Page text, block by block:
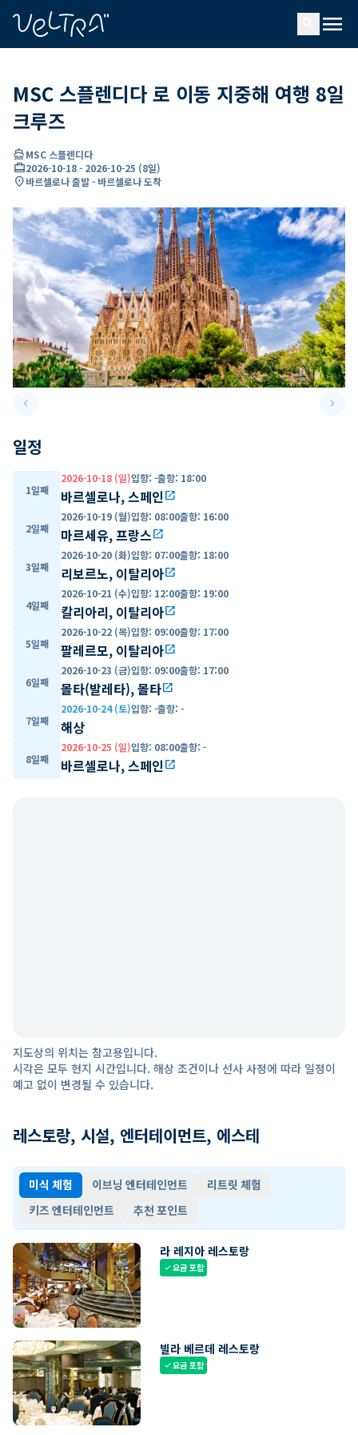
menu
MSC 스플렌디다 로 이동 지중해 여행 8일
크루즈
directions_boatMSC 스플렌디다
card_travel2026-10-18- 2026-10-25 (8일)
location_on바르셀로나 출발 - 바르셀로나 도착
keyboard_arrow_leftPrevious slide keyboard_arrow_right
일정
1일째
2026-10-18 (일)입항: -출항: 18:00
바르셀로나, 스페인open_in_new
2일째
2026-10-19 (월)입항: 08:00출항: 16:00
마르세유, 프랑스open_in_new
3일째
2026-10-20 (화)입항: 07:00출항: 18:00
리보르노, 이탈리아open_in_new
4일째
2026-10-21 (수)입항: 12:00출항: 19:00
칼리아리, 이탈리아open_in_new
5일째
2026-10-22 (목)입항: 09:00출항: 17:00
팔레르모, 이탈리아open_in_new
6일째
2026-10-23 (금)입항: 09:00출항: 17:00
몰타(발레타), 몰타open_in_new
7일째
2026-10-24 (토)입항: -출항: -
해상
8일째
2026-10-25 (일)입항: 08:00출항: -
바르셀로나, 스페인open_in_new
지도상의 위치는 참고용입니다.
시각은 모두 현지 시간입니다. 해상 조건이나 선사 사정에 따라 일정이
예고 없이 변경될 수 있습니다.
레스토랑, 시설, 엔터테이먼트, 에스테
미식 체험 이브닝 엔터테인먼트
리트릿 체험
키즈 엔터테인먼트
추천 포인트
라 레지아 레스토랑
check요금 포함
빌라 베르데 레스토랑
check요금 포함